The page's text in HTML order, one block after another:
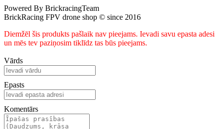
Powered By BrickracingTeam
BrickRacing FPV drone shop © since 2016
Diemžēl šis produkts pašlaik nav pieejams. Ievadi savu epasta adesi
un mēs tev paziņosim tiklīdz tas būs pieejams.
Vārds
Epasts
Komentārs